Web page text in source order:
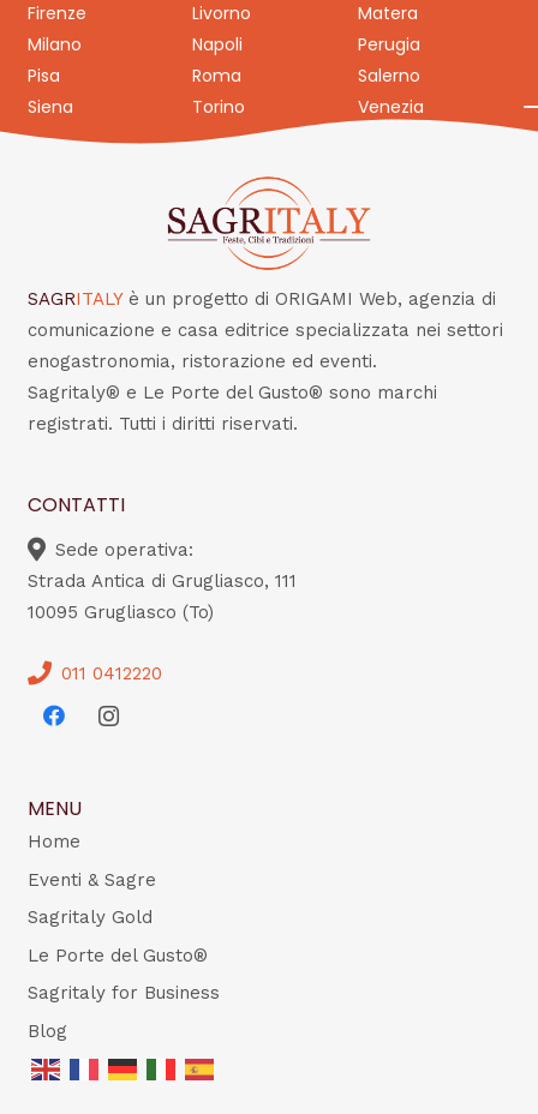
Firenze
Livorno
Matera
Milano
Napoli
Perugia
Pisa
Roma
Salerno
Siena
Torino Venezia
SAGRITALY è un progetto di ORIGAMI Web, agenzia di
comunicazione e casa editrice specializzata nei settori
enogastronomia, ristorazione ed eventi.
Sagritaly® e Le Porte del Gusto® sono marchi
registrati. Tutti i diritti riservati.
CONTATTI
Sede operativa:
Strada Antica di Grugliasco, 111
10095 Grugliasco (To)
011 0412220
MENU
Home
Eventi & Sagre
Sagritaly Gold
Le Porte del Gusto®
Sagritaly for Business
Blog